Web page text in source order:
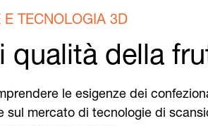
E TECNOLOGIA 3D
qualità della
le esigenze dei
mercato di tecnologie di